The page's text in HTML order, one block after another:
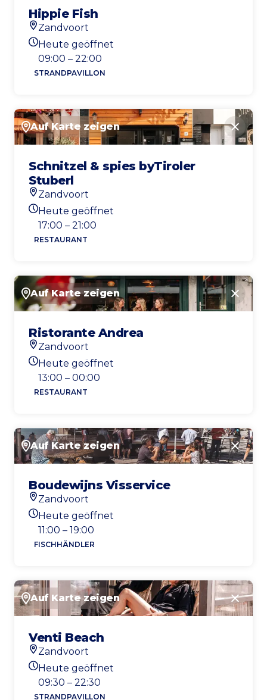
Hippie Fish
Standort
Zandvoort
Heutigen Öffnungszeiten
Heute geöffnet
09:00 – 22:00
STRANDPAVILLON
Auf Karte zeigen
Schnitzel & spies byTiroler
Stuberl
Standort
Zandvoort
Heutigen Öffnungszeiten
Heute geöffnet
17:00 – 21:00
RESTAURANT
Auf Karte zeigen
Ristorante Andrea
Standort
Zandvoort
Heutigen Öffnungszeiten
Heute geöffnet
13:00 – 00:00
RESTAURANT
Auf Karte zeigen
Boudewijns Visservice
Standort
Zandvoort
Heutigen Öffnungszeiten
Heute geöffnet
11:00 – 19:00
FISCHHÄNDLER
Auf Karte zeigen
Venti Beach
Standort
Zandvoort
Heutigen Öffnungszeiten
Heute geöffnet
09:30 – 22:30
STRANDPAVILLON